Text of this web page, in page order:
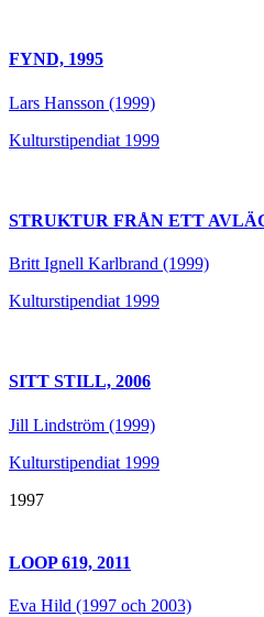
FYND, 1995
Lars Hansson (1999)
Kulturstipendiat 1999
STRUKTUR FRÅN ETT
Britt Ignell Karlbrand (1999)
Kulturstipendiat 1999
SITT STILL, 2006
Jill Lindström (1999)
Kulturstipendiat 1999
1997
LOOP 619, 2011
Eva Hild (1997 och 2003)